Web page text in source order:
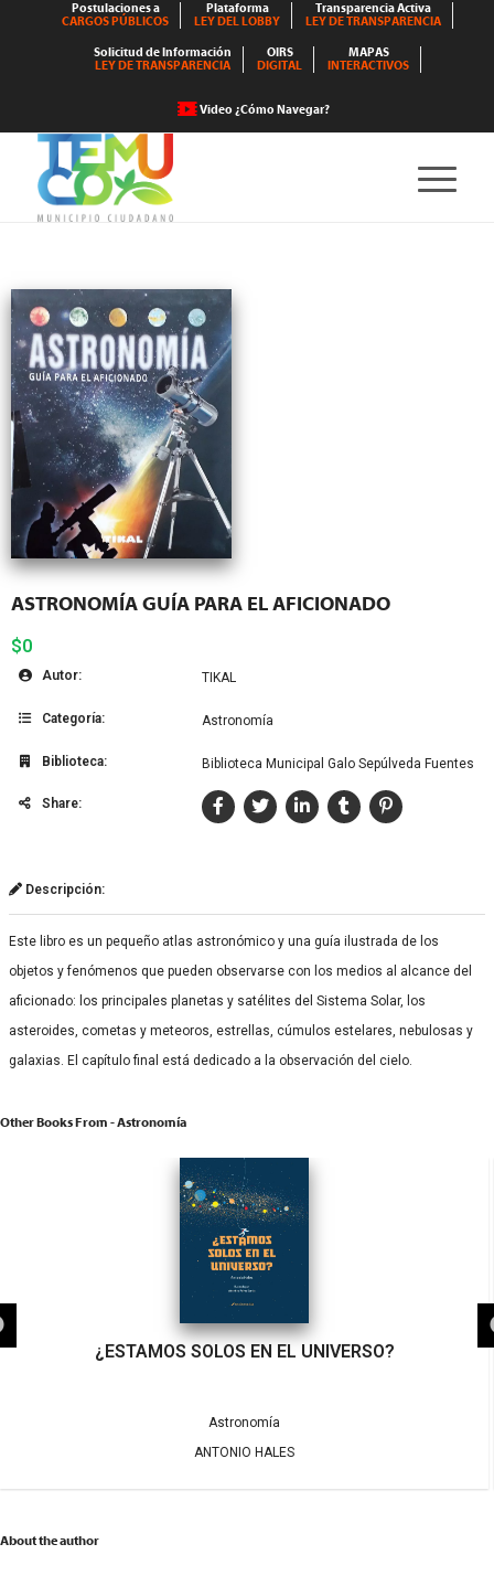
Postulaciones a
CARGOS PÚBLICOS
Plataforma
LEY DEL LOBBY
Transparencia Activa
LEY DE TRANSPARENCIA
Solicitud de Información
LEY DE TRANSPARENCIA
OIRS
DIGITAL
MAPAS
INTERACTIVOS
Video ¿Cómo Navegar?
ASTRONOMÍA GUÍA PARA EL AFICIONADO
$0
Autor: TIKAL
Categoría: Astronomía
Biblioteca: Biblioteca Municipal Galo Sepúlveda Fuentes
Share:
Descripción:
Este libro es un pequeño atlas astronómico y una guía ilustrada de los
objetos y fenómenos que pueden observarse con los medios al alcance del
aficionado: los principales planetas y satélites del Sistema Solar, los
asteroides, cometas y meteoros, estrellas, cúmulos estelares, nebulosas y
galaxias. El capítulo final está dedicado a la observación del cielo.
Other Books From - Astronomía
¿ESTAMOS SOLOS EN EL UNIVERSO?
Astronomía
ANTONIO HALES
About the author